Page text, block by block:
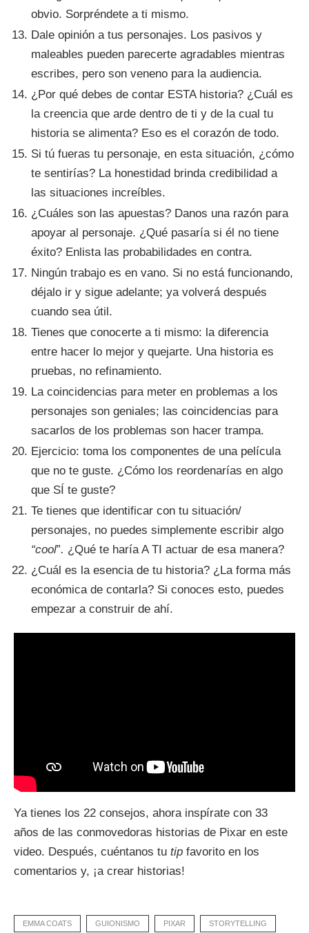
obvio. Sorpréndete a ti mismo.
Dale opinión a tus personajes. Los pasivos y
maleables pueden parecerte agradables mientras
escribes, pero son veneno para la audiencia.
¿Por qué debes de contar ESTA historia? ¿Cuál es
la creencia que arde dentro de ti y de la cual tu
historia se alimenta? Eso es el corazón de todo.
Si tú fueras tu personaje, en esta situación, ¿cómo
te sentirías? La honestidad brinda credibilidad a
las situaciones increíbles.
¿Cuáles son las apuestas? Danos una razón para
apoyar al personaje. ¿Qué pasaría si él no tiene
éxito? Enlista las probabilidades en contra.
Ningún trabajo es en vano. Si no está funcionando,
déjalo ir y sigue adelante; ya volverá después
cuando sea útil.
Tienes que conocerte a ti mismo: la diferencia
entre hacer lo mejor y quejarte. Una historia es
pruebas, no refinamiento.
La coincidencias para meter en problemas a los
personajes son geniales; las coincidencias para
sacarlos de los problemas son hacer trampa.
Ejercicio: toma los componentes de una película
que no te guste. ¿Cómo los reordenarías en algo
que SÍ te guste?
Te tienes que identificar con tu situación/
personajes, no puedes simplemente escribir algo
“cool”. ¿Qué te haría A TI actuar de esa manera?
¿Cuál es la esencia de tu historia? ¿La forma más
económica de contarla? Si conoces esto, puedes
empezar a construir de ahí.
Ya tienes los 22 consejos, ahora inspírate con 33
años de las conmovedoras historias de Pixar en este
video. Después, cuéntanos tu tip favorito en los
comentarios y, ¡a crear historias!
EMMA COATS GUIONISMO PIXAR STORYTELLING